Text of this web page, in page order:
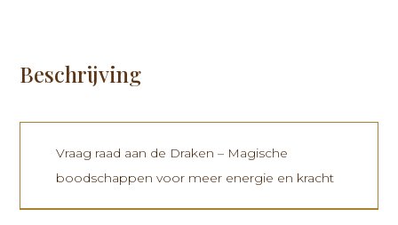
Beschrijving
Vraag raad aan de Draken – Magische
boodschappen voor meer energie en kracht